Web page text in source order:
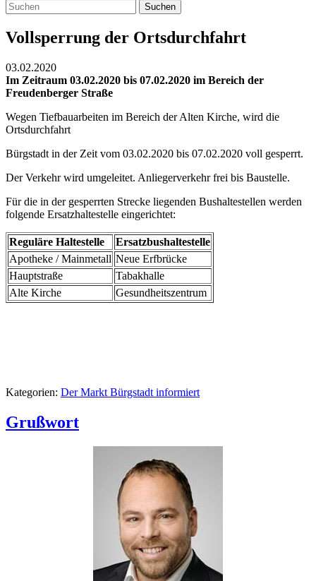
Suchen
Vollsperrung der Ortsdurchfahrt
03.02.2020
Im Zeitraum 03.02.2020 bis 07.02.2020 im Bereich der
Freudenberger Straße
Wegen Tiefbauarbeiten im Bereich der Alten Kirche, wird die
Ortsdurchfahrt
Bürgstadt in der Zeit vom 03.02.2020 bis 07.02.2020 voll gesperrt.
Der Verkehr wird umgeleitet. Anliegerverkehr frei bis Baustelle.
Für die in der gesperrten Strecke liegenden Bushaltestellen werden
folgende Ersatzhaltestelle eingerichtet:
Reguläre Haltestelle
Ersatzbushaltestelle
Apotheke / Mainmetall Neue Erfbrücke
Hauptstraße
Tabakhalle
Alte Kirche
Gesundheitszentrum
Kategorien: Der Markt Bürgstadt informiert
Grußwort